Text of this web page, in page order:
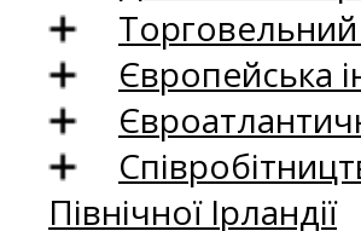
Торговельний
Європейська
Північної Ірландії